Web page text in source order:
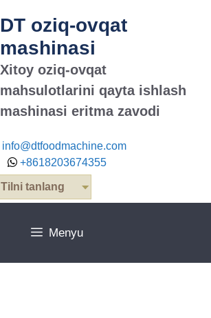
DT oziq-ovqat
mashinasi
Xitoy oziq-ovqat
mahsulotlarini qayta ishlash
mashinasi eritma zavodi
info@dtfoodmachine.com
+8618203674355
Tilni tanlang
Menyu